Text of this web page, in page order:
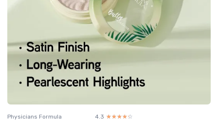
Physicians Formula 4.3 ☆☆☆☆☆
★★★★★